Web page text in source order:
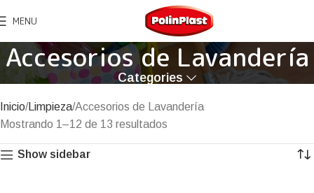
MENU
Accesorios de Lavandería
Categories
Inicio Limpieza Accesorios de Lavandería
Mostrando 1–12 de 13 resultados
Show sidebar